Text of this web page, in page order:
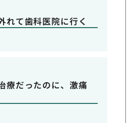
れて歯科医院に行く
療だったのに、激痛